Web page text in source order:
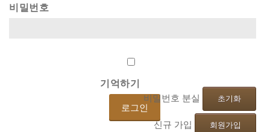
비밀번호
기억하기
비밀번호 분실 초기화
신규 가입 회원가입